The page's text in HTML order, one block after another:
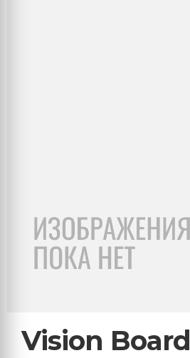
Vision Board